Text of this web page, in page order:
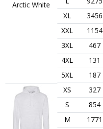
Arctic White
XL
3456
XXL
1154
3XL
467
4XL
131
5XL
187
XS 327
S
854
M
1771